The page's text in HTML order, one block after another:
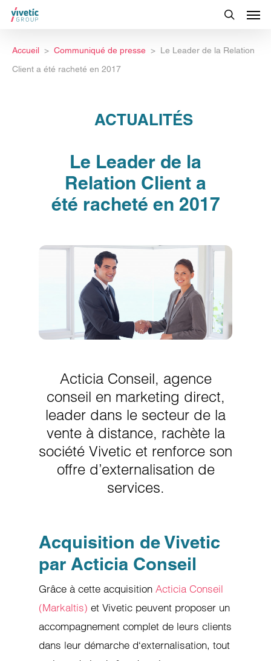
Accueil Communiqué de presse
Le Leader de la Relation
Client a été racheté en 2017
ACTUALITÉS
Le Leader de la
Relation Client a
été racheté en 2017
Acticia Conseil, agence
conseil en marketing direct,
leader dans le secteur de la
vente à distance, rachète la
société Vivetic et renforce son
offre d’externalisation de
services.
Acquisition de Vivetic
par Acticia Conseil
Grâce à cette acquisitionActicia Conseil
(Markaltis) et Vivetic peuvent proposer un
accompagnement complet de leurs clients
dans leur démarche d‘externalisation, tout